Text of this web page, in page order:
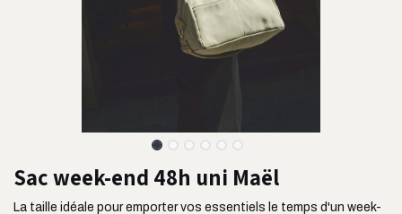
Sac week-end 48h uni Maël
La taille idéale pour emporter vos essentiels le temps d'un week-